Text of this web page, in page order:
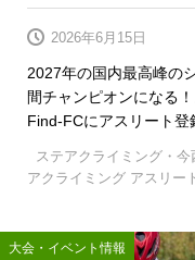
2027年の国内最高峰の
間チャンピオンになる
Find-FCにアスリート登
2026年6月15日
ステアクライミング・
アクライミング アスリ
大会・イベント情報